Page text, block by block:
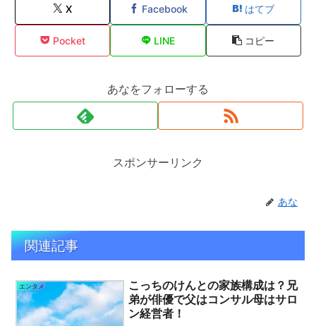
X Facebook はてブ
Pocket LINE コピー
あなをフォローする
スポンサーリンク
あな
関連記事
エンタメ
こっちのけんとの家族構成は？兄
弟が俳優で父はコンサル母はサロ
ン経営者！